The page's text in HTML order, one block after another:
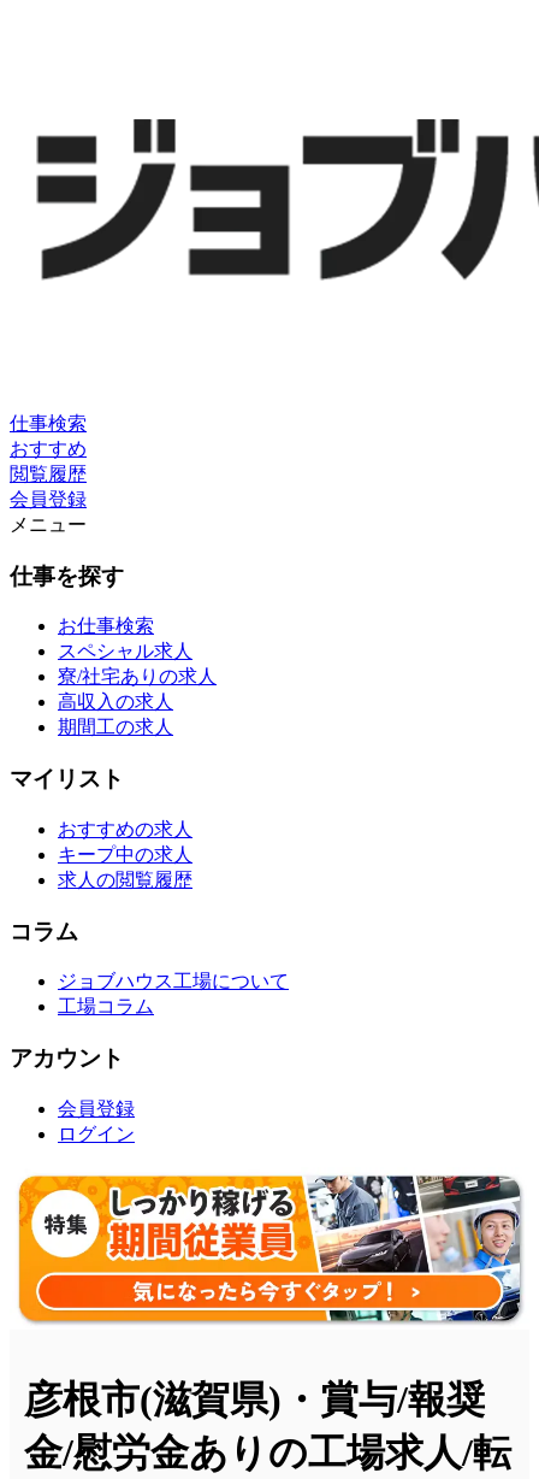
仕事検索
おすすめ
閲覧履歴
会員登録
メニュー
仕事を探す
お仕事検索
スペシャル求人
寮/社宅ありの求人
高収入の求人
期間工の求人
マイリスト
おすすめの求人
キープ中の求人
求人の閲覧履歴
コラム
ジョブハウス工場について
工場コラム
アカウント
会員登録
ログイン
彦根市(滋賀県)・賞与/報奨
金/慰労金ありの工場求人/転